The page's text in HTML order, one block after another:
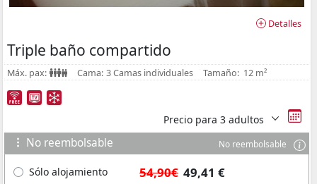
Detalles
Triple baño compartido
Máx. pax: Cama: 3 Camas individuales Tamaño: 12 m²
Precio para 3 adultos
No reembolsable No reembolsable
Sólo alojamiento 54,90€ 49,41 €